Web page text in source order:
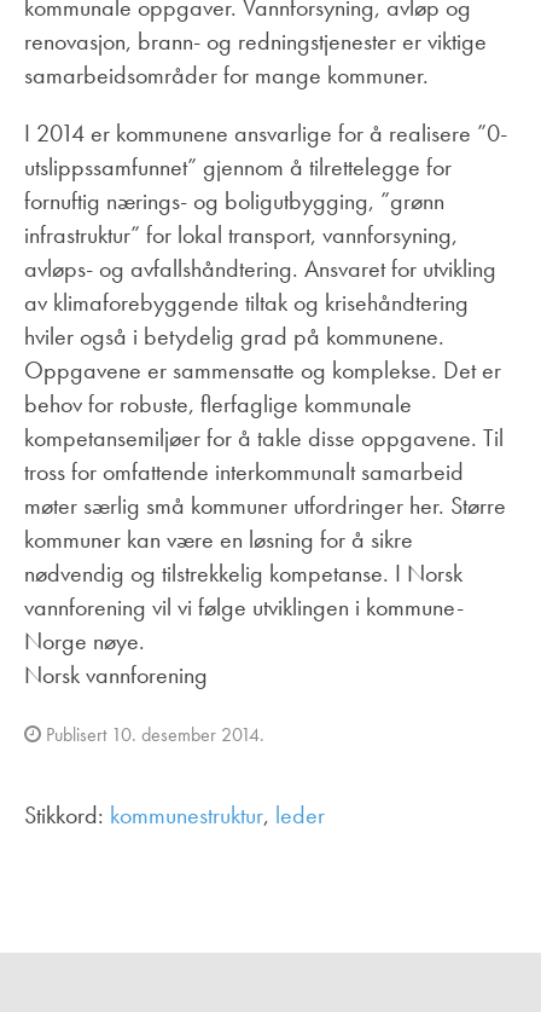
kommunale oppgaver. Vannforsyning, avløp og
renovasjon, brann- og redningstjenester er viktige
samarbeidsområder for mange kommuner.
I 2014 er kommunene ansvarlige for å realisere ”0-
utslippssamfunnet” gjennom å tilrettelegge for
fornuftig nærings- og boligutbygging, ”grønn
infrastruktur” for lokal transport, vannforsyning,
avløps- og avfallshåndtering. Ansvaret for utvikling
av klimaforebyggende tiltak og krisehåndtering
hviler også i betydelig grad på kommunene.
Oppgavene er sammensatte og komplekse. Det er
behov for robuste, flerfaglige kommunale
kompetansemiljøer for å takle disse oppgavene. Til
tross for omfattende interkommunalt samarbeid
møter særlig små kommuner utfordringer her. Større
kommuner kan være en løsning for å sikre
nødvendig og tilstrekkelig kompetanse. I Norsk
vannforening vil vi følge utviklingen i kommune-
Norge nøye.
Norsk vannforening
Publisert 10. desember 2014.
Stikkord: kommunestruktur, leder